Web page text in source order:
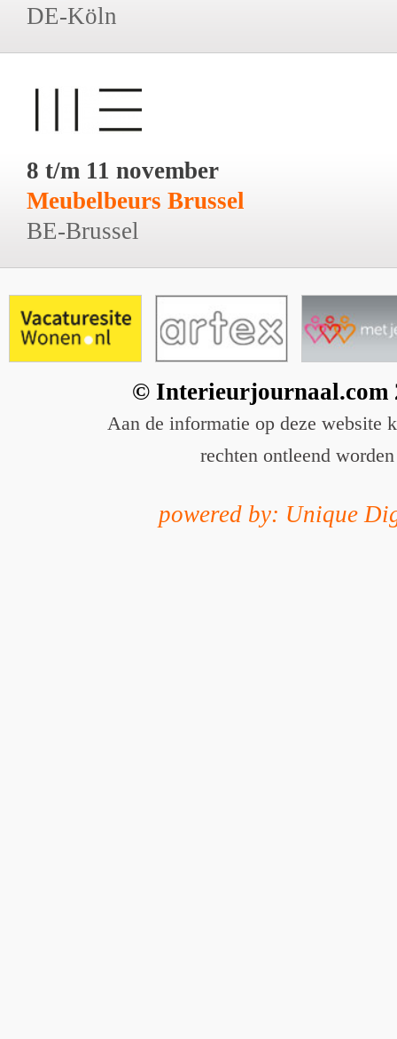
DE-Köln
8 t/m 11 november
Meubelbeurs Brussel
BE-Brussel
© Interieurjournaal.com
Aan de informatie op deze website
rechten ontleend worden
powered by: Unique